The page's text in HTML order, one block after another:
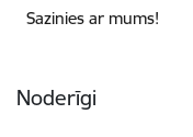
Sazinies ar mums!
Noderīgi